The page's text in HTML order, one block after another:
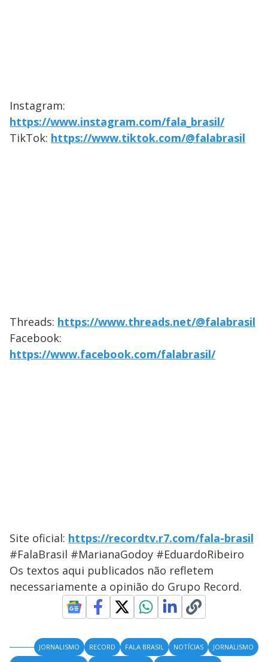
Instagram:
https://www.instagram.com/fala_brasil/
TikTok: https://www.tiktok.com/@falabrasil
Threads: https://www.threads.net/@falabrasil
Facebook:
https://www.facebook.com/falabrasil/
Site oficial: https://recordtv.r7.com/fala-brasil
#FalaBrasil #MarianaGodoy #EduardoRibeiro
Os textos aqui publicados não refletem
necessariamente a opinião do Grupo Record.
JORNALISMO RECORD FALA BRASIL NOTÍCIAS
JORNALISMO